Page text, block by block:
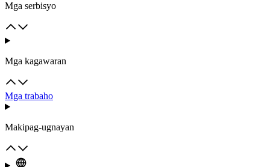
Mga serbisyo
Mga kagawaran
Mga trabaho
Makipag-ugnayan